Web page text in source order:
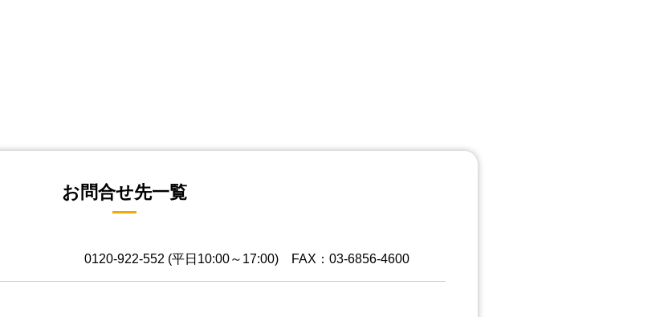
お問合せ先一覧
0120-922-552 (平日10:00～17:00) FAX：03-6856-4600